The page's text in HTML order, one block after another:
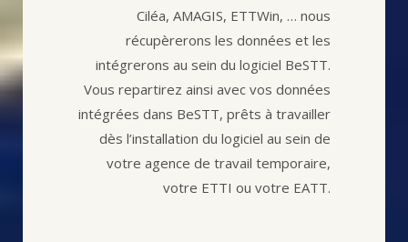
Ciléa, AMAGIS, ETTWin, … nous
récupèrerons les données et les
intégrerons au sein du logiciel BeSTT.
Vous repartirez ainsi avec vos données
intégrées dans BeSTT, prêts à travailler
dès l’installation du logiciel au sein de
votre agence de travail temporaire,
votre ETTI ou votre EATT.